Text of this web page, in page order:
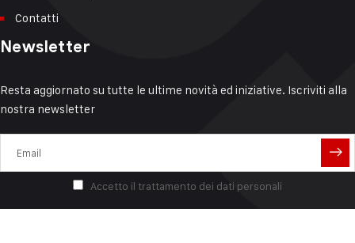
Contatti
Newsletter
Resta aggiornato su tutte le ultime novità ed iniziative. Iscriviti alla
nostra newsletter
Accetto il trattamento dei dati personali